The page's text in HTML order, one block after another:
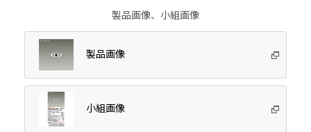
製品画像、小組画像
製品画像
小組画像